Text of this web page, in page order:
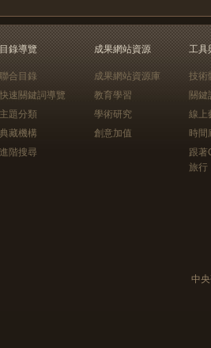
目錄導覽
聯合目錄
快速關鍵詞導覽
主題分類
典藏機構
進階搜尋
成果網站資源
成果網站資源庫
教育學習
學術研究
創意加值
工具
技術
關鍵
線上
時間
跟
旅行
中